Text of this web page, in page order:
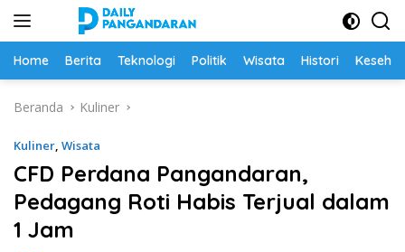
Home Berita Teknologi Politik Wisata Histori
Beranda Kuliner
Kuliner, Wisata
CFD Perdana Pangandaran,
Pedagang Roti Habis Terjual dalam
1 Jam